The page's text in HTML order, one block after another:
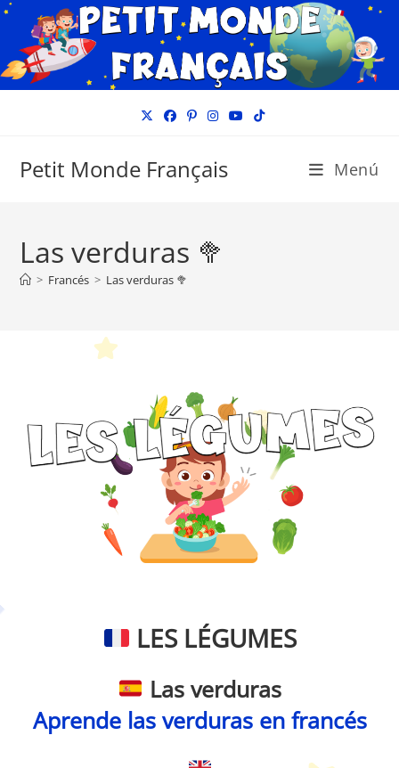
Petit Monde Français Menú
Las verduras 🥦
> Francés > Las verduras 🥦
LES LÉGUMES
Las verduras
Aprende las verduras en francés